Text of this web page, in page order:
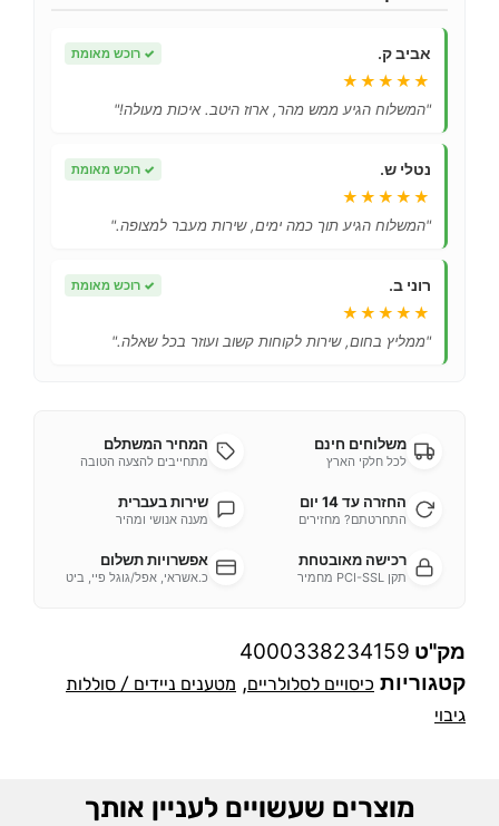
אביב ק. ✓ רוכש מאומת
★★★★★
"המשלוח הגיע ממש מהר, ארוז היטב. איכות מעולה!"
נטלי ש. ✓ רוכש מאומת
★★★★★
"המשלוח הגיע תוך כמה ימים, שירות מעבר למצופה."
רוני ב. ✓ רוכש מאומת
★★★★★
"ממליץ בחום, שירות לקוחות קשוב ועוזר בכל שאלה."
משלוחים חינם
לכל חלקי הארץ
המחיר המשתלם
מתחייבים להצעה הטובה
החזרה עד 14 יום
התחרטתם? מחזירים
שירות בעברית
מענה אנושי ומהיר
רכישה מאובטחת
תקן PCI-SSL מחמיר
אפשרויות תשלום
כ.אשראי, אפל/גוגל פיי, ביט
מק"ט 4000338234159
קטגוריות כיסויים לסלולריים, מטענים ניידים / סוללות
גיבוי
מוצרים שעשויים לעניין אותך